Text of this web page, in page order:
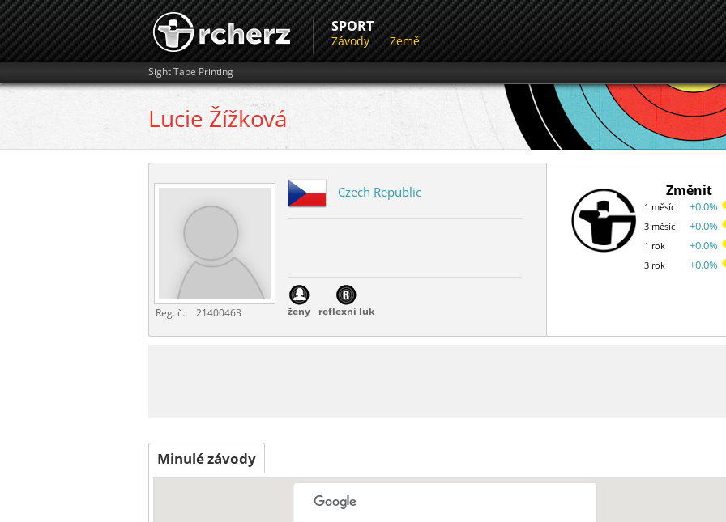
SPORT
Závody Země
Sight Tape Printing
Lucie Žížková
Reg. č.: 21400463
Czech Republic
ženy reflexní luk
Změnit
1 měsíc
3 měsíc
1 rok
3 rok
+0.0%
+0.0%
+0.0%
+0.0%
Minulé závody